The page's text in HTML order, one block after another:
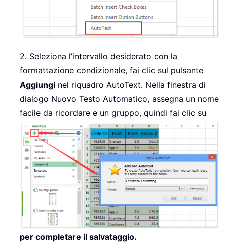
2. Seleziona l’intervallo desiderato con la
formattazione condizionale, fai clic sul pulsante
Aggiungi nel riquadro AutoText. Nella finestra di
dialogo Nuovo Testo Automatico, assegna un nome
facile da ricordare e un gruppo, quindi fai clic su
per completare il salvataggio.